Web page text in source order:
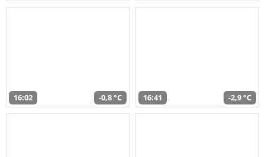
16:02 -0,8 °C 16:41 -2,9 °C